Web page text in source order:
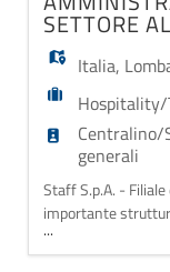
SETTORE
Italia,
generali
Staff S.p.A. -
importante
IMPIEGATO/A
SUPPORTO
...